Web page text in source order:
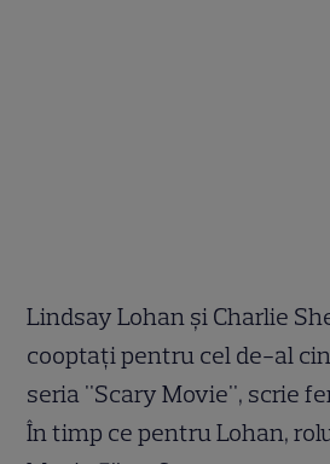
Lindsay Lohan şi Charlie
cooptaţi pentru cel de-al
seria "Scary Movie", scrie
În timp ce pentru Lohan,